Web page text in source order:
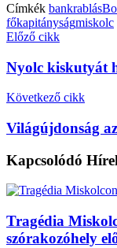
Címkék bankrablás
főkapitányságmiskolc
Előző cikk
Nyolc kiskutyát
Következő cikk
Világújdonság
Kapcsolódó
Tragédia
szórakozóhely